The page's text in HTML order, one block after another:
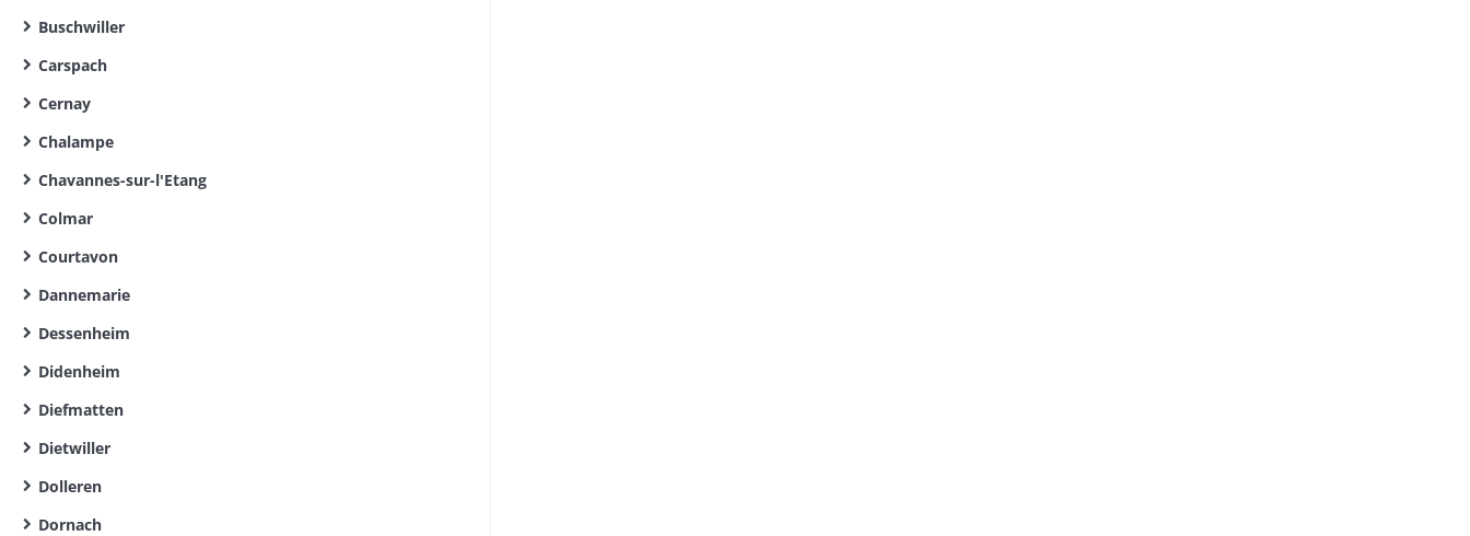
Buschwiller
Carspach
Cernay
Chalampe
Chavannes-sur-l'Etang
Colmar
Courtavon
Dannemarie
Dessenheim
Didenheim
Diefmatten
Dietwiller
Dolleren
Dornach